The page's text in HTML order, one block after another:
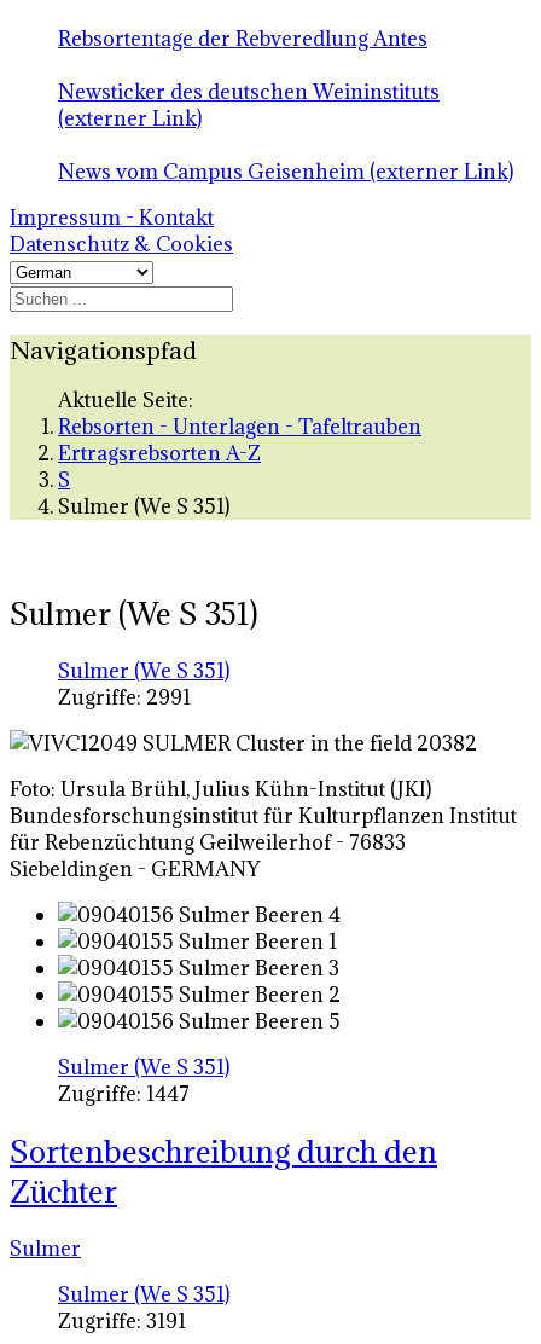
Rebsortentage der Rebveredlung Antes
Newsticker des deutschen Weininstituts
(externer Link)
News vom Campus Geisenheim (externer Link)
Impressum - Kontakt
Datenschutz & Cookies
Navigationspfad
Aktuelle Seite:
Rebsorten - Unterlagen - Tafeltrauben
Ertragsrebsorten A-Z
S
Sulmer (We S 351)
Sulmer (We S 351)
Sulmer (We S 351)
Zugriffe: 2991
Foto: Ursula Brühl, Julius Kühn-Institut (JKI)
Bundesforschungsinstitut für Kulturpflanzen Institut
für Rebenzüchtung Geilweilerhof - 76833
Siebeldingen - GERMANY
Sulmer (We S 351)
Zugriffe: 1447
Sortenbeschreibung durch den
Züchter
Sulmer
Sulmer (We S 351)
Zugriffe: 3191